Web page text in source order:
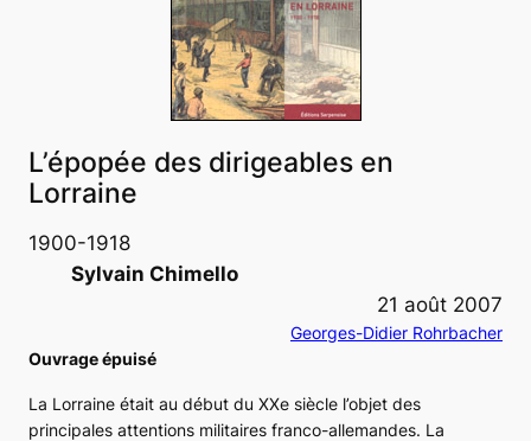
h
e
r
L’épopée des dirigeables en
Lorraine
1900-1918
Sylvain Chimello
21 août 2007
Georges-Didier Rohrbacher
Ouvrage épuisé
La Lorraine était au début du XXe siècle l’objet des
principales attentions militaires franco-allemandes. La